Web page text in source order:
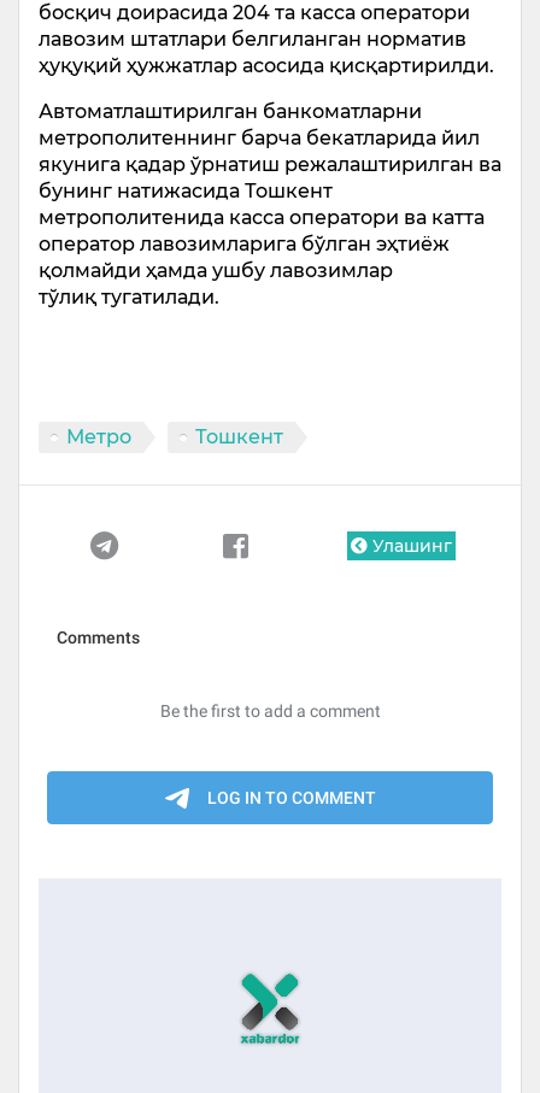
босқич доирасида 204 та касса оператори
лавозим штатлари белгиланган норматив
ҳуқуқий ҳужжатлар асосида қисқартирилди.
Автоматлаштирилган банкоматларни
метрополитеннинг барча бекатларида йил
якунига қадар ўрнатиш режалаштирилган ва
бунинг натижасида Тошкент
метрополитенида касса оператори ва катта
оператор лавозимларига бўлган эҳтиёж
қолмайди ҳамда ушбу лавозимлар
тўлиқ тугатилади.
Метро Тошкент
Улашинг